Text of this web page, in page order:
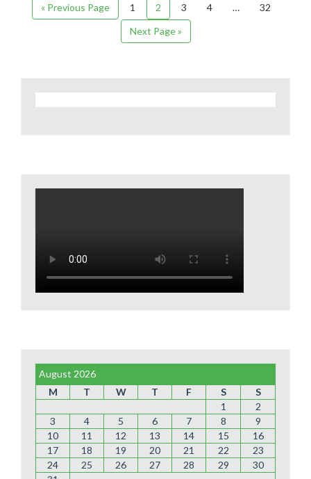
« Previous Page 1 2 3 4 …
32
Next Page »
August 2026
M
T W T F S
S
1
2
3
4 5 6 7 8
9
10
11 12 13 14 15
16
17
18 19 20 21 22
23
24
25 26 27 28 29
30